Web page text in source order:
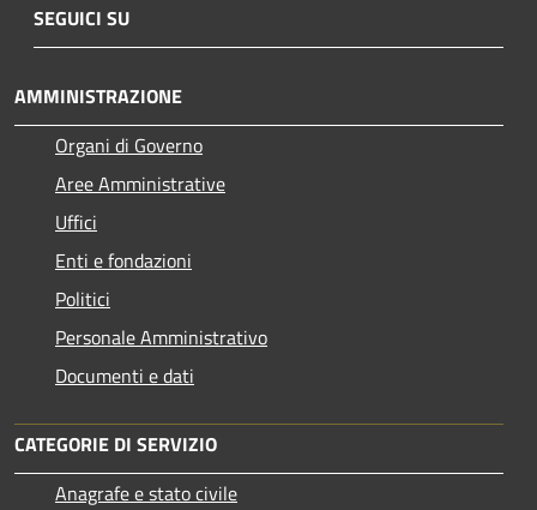
SEGUICI SU
AMMINISTRAZIONE
Organi di Governo
Aree Amministrative
Uffici
Enti e fondazioni
Politici
Personale Amministrativo
Documenti e dati
CATEGORIE DI SERVIZIO
Anagrafe e stato civile